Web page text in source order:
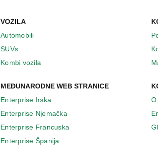
VOZILA
Automobili
SUVs
Kombi vozila
MEĐUNARODNE WEB STRANICE
Enterprise Irska
Enterprise Njemačka
Enterprise Francuska
Enterprise Španija
O